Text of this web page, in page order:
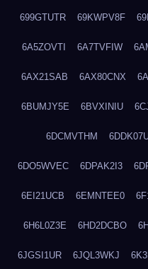
699GTUTR 69KWPV8F
6A5ZOVTI 6A7TVFIW
6AX21SAB 6AX80CNX
6BUMJY5E 6BVXINIU
6DCMVTHM
6DO5WVEC 6DPAK2I3
6EI21UCB 6EMNTEE0
6H6L0Z3E 6HD2DCBO
6JGSI1UR 6JQL3WKJ